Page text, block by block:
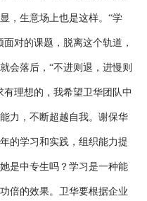
，生意场上也是这样。“学
对的课题，脱离这个轨道，
会落后，“不进则退，进慢则
理想的，我希望卫华团队中
力，不断超越自我。谢保华
的学习和实践，组织能力提
是中专生吗？学习是一种能
倍的效果。卫华要根据企业